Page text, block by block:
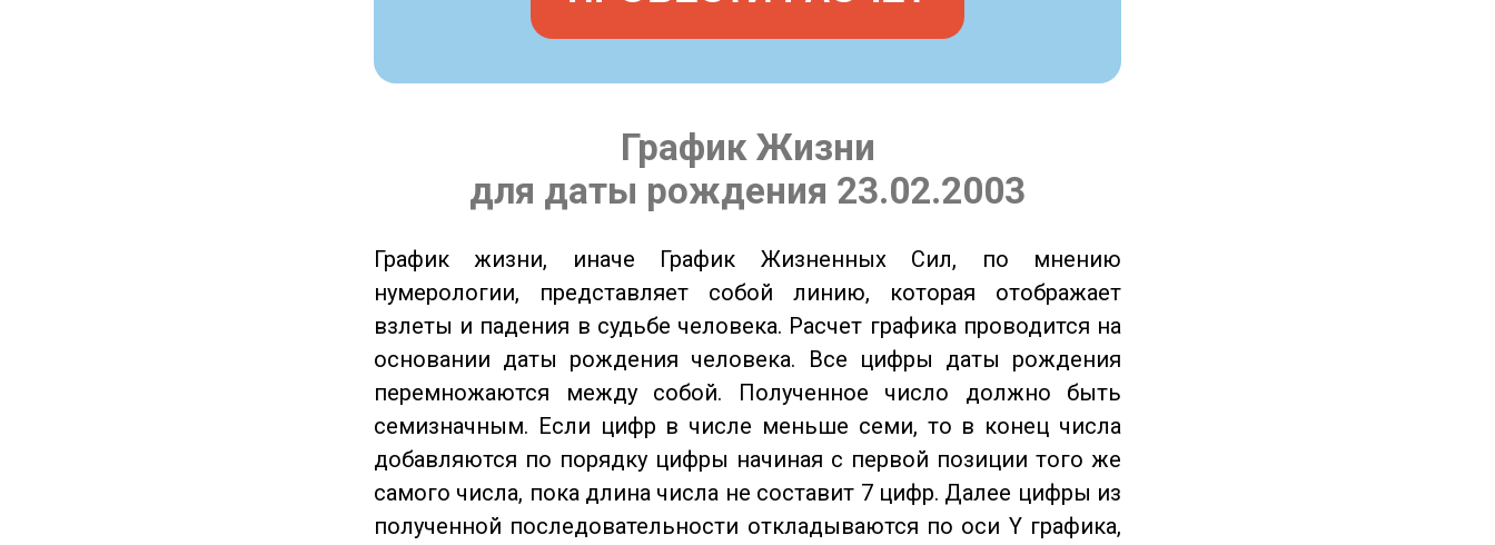
График Жизни
для даты рождения 23.02.2003
График жизни, иначе График Жизненных Сил, по мнению
нумерологии, представляет собой линию, которая отображает
взлеты и падения в судьбе человека. Расчет графика проводится на
основании даты рождения человека. Все цифры даты рождения
перемножаются между собой. Полученное число должно быть
семизначным. Если цифр в числе меньше семи, то в конец числа
добавляются по порядку цифры начиная с первой позиции того же
самого числа, пока длина числа не составит 7 цифр. Далее цифры из
полученной последовательности откладываются по оси Y графика,